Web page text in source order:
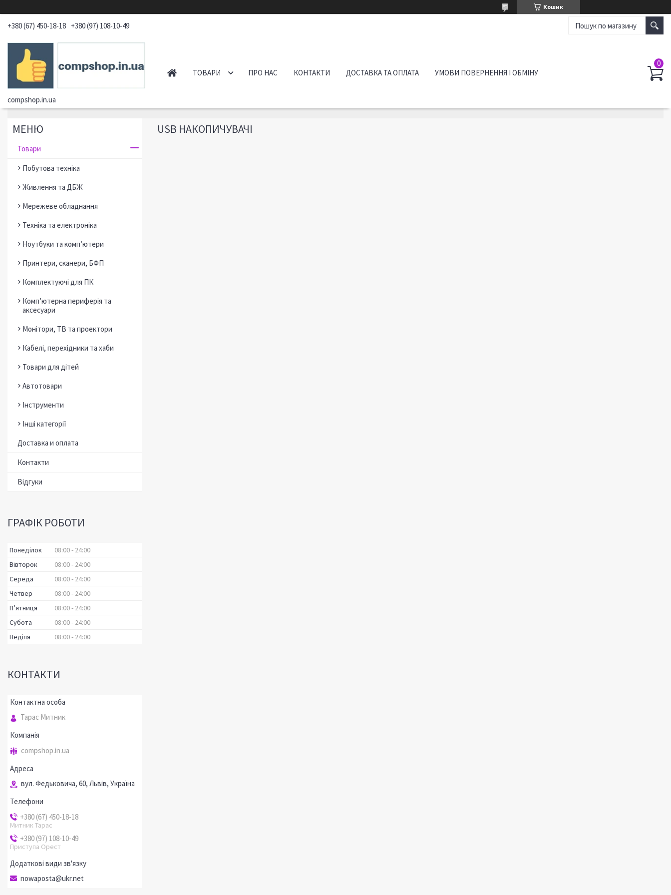
Кошик
+380 (67) 450-18-18 +380 (97) 108-10-49
compshop.in.ua
ТОВАРИ ПРО НАС КОНТАКТИ ДОСТАВКА ТА ОПЛАТА УМОВИ ПОВЕРНЕННЯ І ОБМІНУ
USB НАКОПИЧУВАЧІ
Товари
Побутова техніка
Живлення та ДБЖ
Мережеве обладнання
Техніка та електроніка
Ноутбуки та комп’ютери
Принтери, сканери, БФП
Комплектуючі для ПК
Комп’ютерна периферія та
аксесуари
Монітори, ТВ та проектори
Кабелі, перехідники та хаби
Товари для дітей
Автотовари
Інструменти
Інші категорії
Доставка и оплата
Контакти
Відгуки
ГРАФІК РОБОТИ
Понеділок 08:00
24:00
Вівторок
08:00
24:00
Середа
08:00
24:00
Четвер
08:00
24:00
Пʼятниця
08:00
24:00
Субота
08:00
24:00
Неділя
08:00 24:00
КОНТАКТИ
Тарас Митник
compshop.in.ua
вул. Федьковича, 60, Львів, Україна
+380 (67) 450-18-18
Митник Тарас
+380 (97) 108-10-49
Приступа Орест
nowaposta@ukr.net